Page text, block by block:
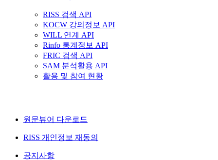
RISS 검색 API
KOCW 강의정보 API
WILL 연계 API
Rinfo 통계정보 API
FRIC 검색 API
SAM 분석활용 API
활용 및 참여 현황
원문뷰어 다운로드
RISS 개인정보 재동의
공지사항